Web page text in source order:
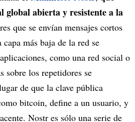
global abierta y resistente a la
que se envían mensajes cortos
más baja de la red se
como una red social o
sobre los repetidores se
de que la clave pública
bitcoin, define a un usuario, y
Nostr es sólo una serie de